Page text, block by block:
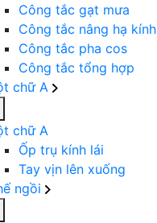
Công tắc gạt mưa
Công tắc nâng hạ kính
Công tắc pha cos
Công tắc tổng hợp
chữ A
chữ A
Ốp trụ kính lái
Tay vịn lên xuống
ngồi